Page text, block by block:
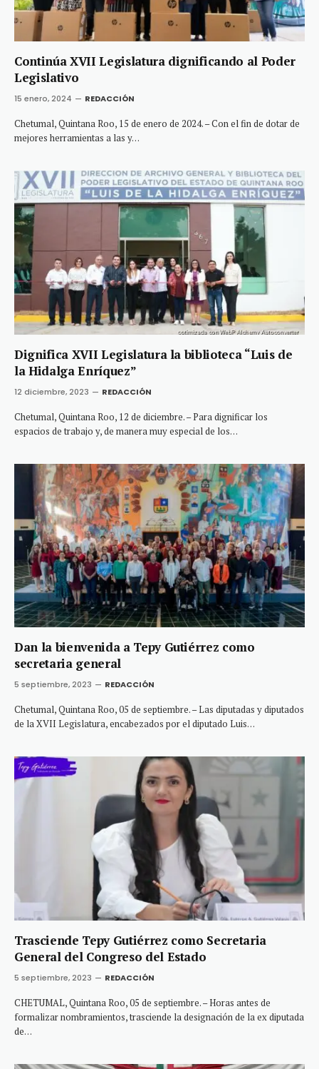
Continúa XVII Legislatura dignificando al Poder
Legislativo
15 enero, 2024 REDACCIÓN
Chetumal, Quintana Roo, 15 de enero de 2024. – Con el fin de dotar de
mejores herramientas a las y…
Dignifica XVII Legislatura la biblioteca “Luis de
la Hidalga Enríquez”
12 diciembre, 2023 REDACCIÓN
Chetumal, Quintana Roo, 12 de diciembre. – Para dignificar los
espacios de trabajo y, de manera muy especial de los…
Dan la bienvenida a Tepy Gutiérrez como
secretaria general
5 septiembre, 2023 REDACCIÓN
Chetumal, Quintana Roo, 05 de septiembre. – Las diputadas y diputados
de la XVII Legislatura, encabezados por el diputado Luis…
Trasciende Tepy Gutiérrez como Secretaria
General del Congreso del Estado
5 septiembre, 2023 REDACCIÓN
CHETUMAL, Quintana Roo, 05 de septiembre. – Horas antes de
formalizar nombramientos, trasciende la designación de la ex diputada
de…